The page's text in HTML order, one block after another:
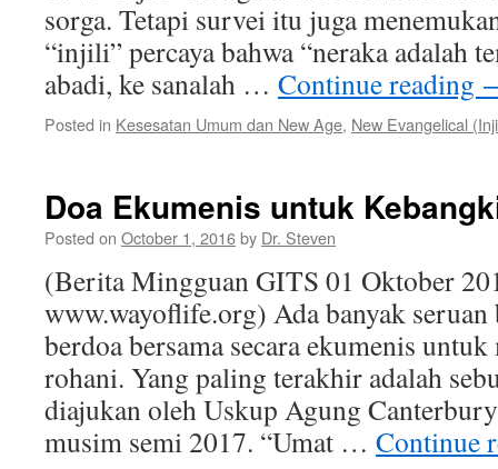
sorga. Tetapi survei itu juga
“injili” percaya bahwa “neraka adalah
abadi, ke sanalah … Continue reading
Posted in Kesesatan Umum dan New Age, New Evangelical
Doa Ekumenis untuk
Posted on October 1, 2016by Dr. Steven
(Berita Mingguan GITS 01 Oktober
www.wayoflife.org) Ada banyak
berdoa bersama secara ekumenis
rohani. Yang paling terakhir adalah
diajukan oleh Uskup Agung
musim semi 2017. “Umat … Continue